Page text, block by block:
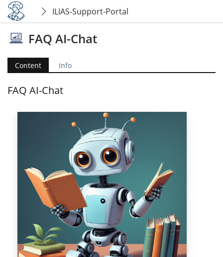
ILIAS-Support-Portal
FAQ AI-Chat
Content Info
FAQ AI-Chat